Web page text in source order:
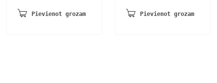
bija:
ir:
Pievienot grozam
bija:
ir:
Pievienot grozam